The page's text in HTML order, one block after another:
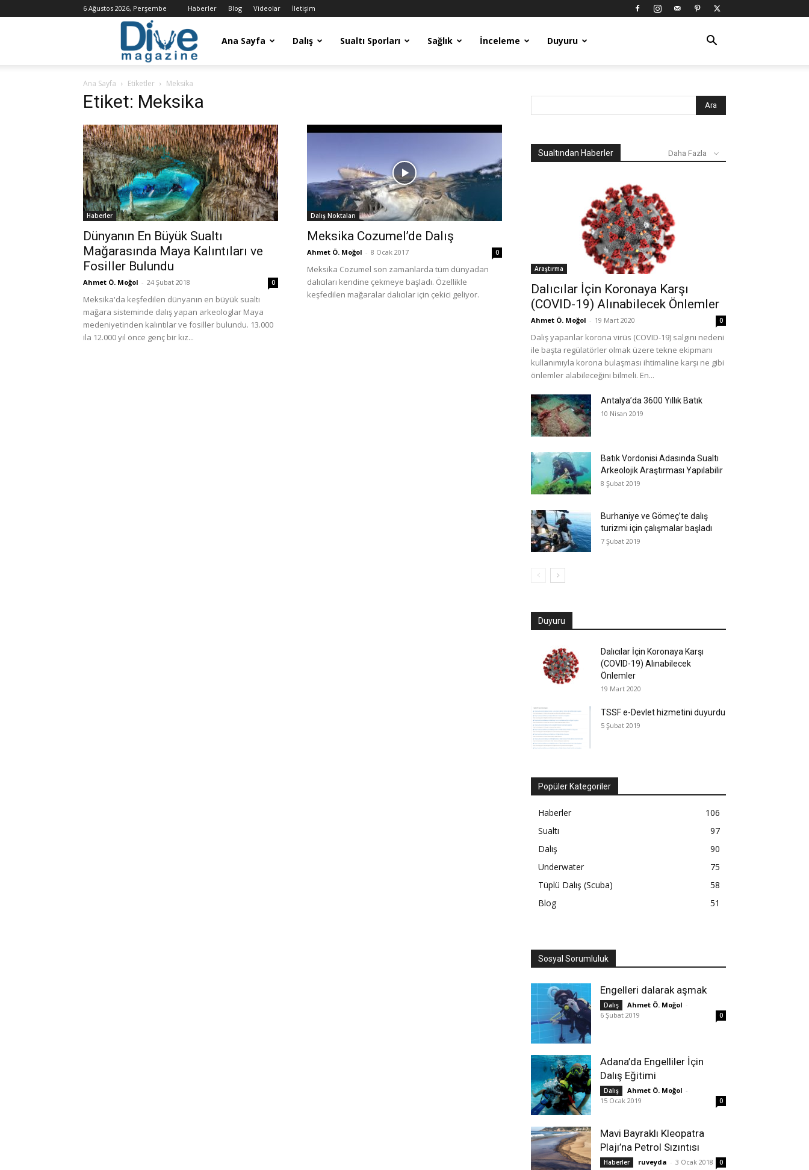
6 Ağustos 2026, Perşembe Haberler Blog Videolar İletişim
Dalış
/
Dive
Ana Sayfa Dalış Sualtı Sporları Sağlık İnceleme Duyuru
Ana Sayfa Etiketler Meksika
Etiket: Meksika
Haberler
Dünyanın En Büyük Sualtı
Mağarasında Maya Kalıntıları ve
Fosiller Bulundu
Ahmet Ö. Moğol - 24 Şubat 2018 0
Meksika'da keşfedilen dünyanın en büyük sualtı
mağara sisteminde dalış yapan arkeologlar Maya
medeniyetinden kalıntılar ve fosiller bulundu. 13.000
ila 12.000 yıl önce genç bir kız...
Dalış Noktaları
Meksika Cozumel’de Dalış
Ahmet Ö. Moğol - 8 Ocak 2017 0
Meksika Cozumel son zamanlarda tüm dünyadan
dalıcıları kendine çekmeye başladı. Özellikle
keşfedilen mağaralar dalıcılar için çekici geliyor.
Sualtından Haberler Daha Fazla
Araştırma
Dalıcılar İçin Koronaya Karşı
(COVID-19) Alınabilecek Önlemler
Ahmet Ö. Moğol - 19 Mart 2020 0
Dalış yapanlar korona virüs (COVID-19) salgını nedeni
ile başta regülatörler olmak üzere tekne ekipmanı
kullanımıyla korona bulaşması ihtimaline karşı ne gibi
önlemler alabileceğini bilmeli. En...
Antalya’da 3600 Yıllık Batık
10 Nisan 2019
Batık Vordonisi Adasında Sualtı
Arkeolojik Araştırması Yapılabilir
8 Şubat 2019
Burhaniye ve Gömeç’te dalış
turizmi için çalışmalar başladı
7 Şubat 2019
Duyuru
Dalıcılar İçin Koronaya Karşı
(COVID-19) Alınabilecek
Önlemler
19 Mart 2020
TSSF e-Devlet hizmetini duyurdu
5 Şubat 2019
Popüler Kategoriler
Haberler
106
Sualtı
97
Dalış
90
Underwater
75
Tüplü Dalış (Scuba)
58
Blog
51
Sosyal Sorumluluk
Engelleri dalarak aşmak
Dalış Ahmet Ö. Moğol -
6 Şubat 2019
0
Adana’da Engelliler İçin
Dalış Eğitimi
Dalış Ahmet Ö. Moğol -
15 Ocak 2019
0
Mavi Bayraklı Kleopatra
Plajı’na Petrol Sızıntısı
Haberler ruveyda - 3 Ocak 2018 0